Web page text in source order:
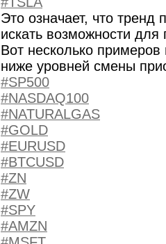
Это означает, что тренд
искать возможности для
Вот несколько
ниже уровней смены
#SP500
#NASDAQ100
#NATURALGAS
#GOLD
#EURUSD
#BTCUSD
#ZN
#ZW
#SPY
#AMZN